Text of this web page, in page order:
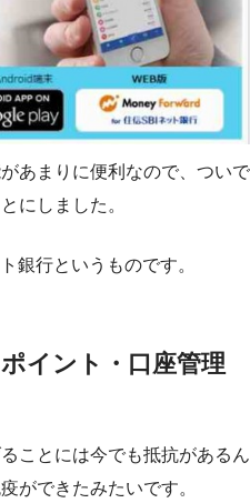
あまりに便利なので、ついで
にしました。
銀行というものです。
イント・口座管理
ことには今でも抵抗があるん
ができたみたいです。